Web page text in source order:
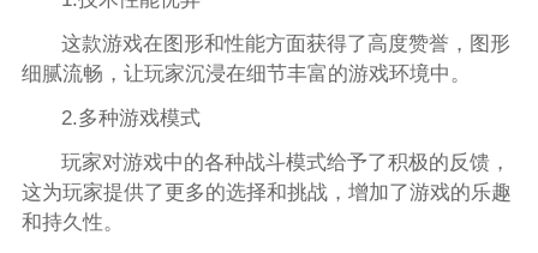
这款游戏在图形和性能方面获得了高度赞誉，图形
细腻流畅，让玩家沉浸在细节丰富的游戏环境中。
2.多种游戏模式
玩家对游戏中的各种战斗模式给予了积极的反馈，
这为玩家提供了更多的选择和挑战，增加了游戏的乐趣
和持久性。